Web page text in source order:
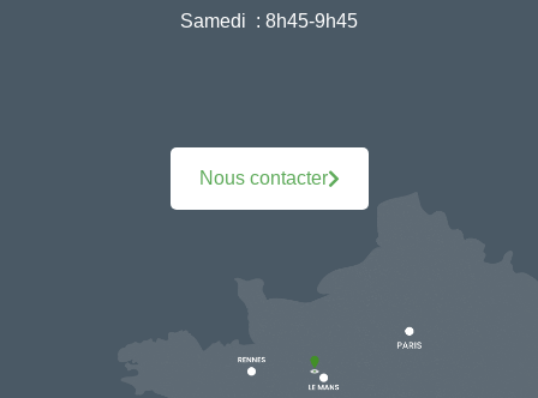
Samedi : 8h45-9h45
Nous contacter